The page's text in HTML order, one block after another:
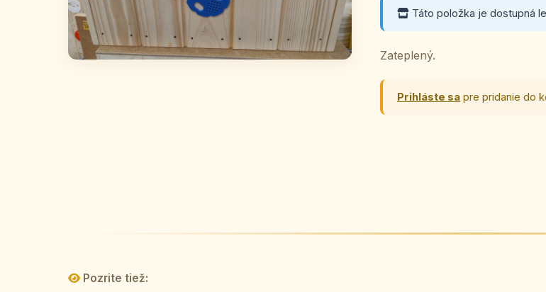
Táto položka je dostupná
Zateplený.
Prihláste sa pre pridanie do
Pozrite tiež: